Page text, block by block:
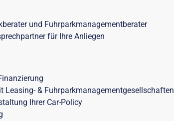
und Fuhrparkmanagementberater
für Ihre Anliegen
Leasing- & Fuhrparkmanagementgesellschaften
Ihrer Car-Policy